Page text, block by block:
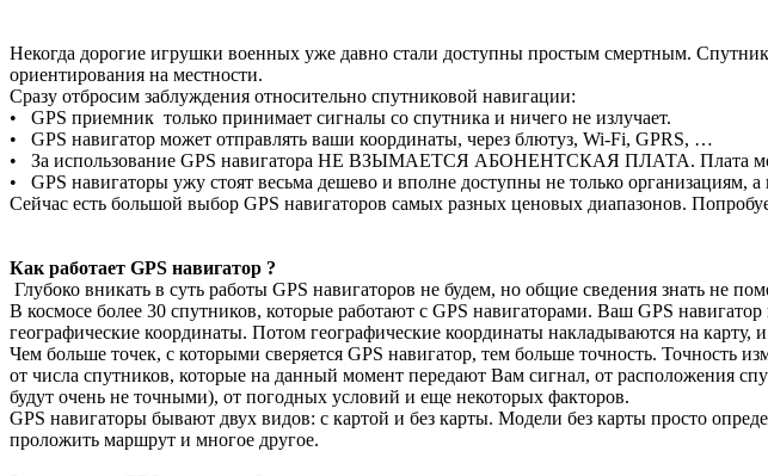
Некогда дорогие игрушки военных уже давно стали доступны простым смертным.
ориентирования на местности.
Сразу отбросим заблуждения относительно спутниковой навигации:
• GPS приемник только принимает сигналы со спутника и ничего не излучает.
• GPS навигатор может отправлять ваши координаты, через блютуз, Wi-Fi, GPRS, …
• За использование GPS навигатора НЕ ВЗЫМАЕТСЯ АБОНЕНТСКАЯ ПЛАТА. Плата
• GPS навигаторы ужу стоят весьма дешево и вполне доступны не только организациям,
Сейчас есть большой выбор GPS навигаторов самых разных ценовых диапазонов.
Как работает GPS навигатор ?
Глубоко вникать в суть работы GPS навигаторов не будем, но общие сведения знать не
В космосе более 30 спутников, которые работают с GPS навигаторами. Ваш GPS
географические координаты. Потом географические координаты накладываются на карту,
Чем больше точек, с которыми сверяется GPS навигатор, тем больше точность. Точность
от числа спутников, которые на данный момент передают Вам сигнал, от расположения
будут очень не точными), от погодных условий и еще некоторых факторов.
GPS навигаторы бывают двух видов: с картой и без карты. Модели без карты просто
проложить маршрут и многое другое.